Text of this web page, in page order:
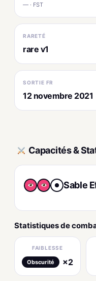
— · FST
RARETÉ
rare v1
SORTIE FR
12 novembre 2021
Capacités &
● Sable
Statistiques de
FAIBLESSE
Obscurité ×2